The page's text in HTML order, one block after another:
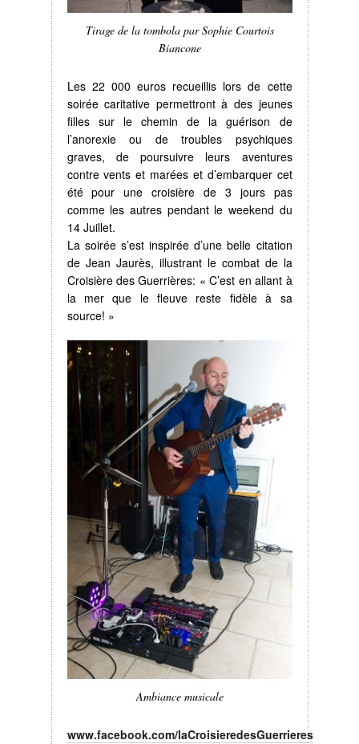
Tirage de la tombola par Sophie Courtois
Biancone
Les 22 000 euros recueillis lors de cette
soirée caritative permettront à des jeunes
filles sur le chemin de la guérison de
l’anorexie ou de troubles psychiques
graves, de poursuivre leurs aventures
contre vents et marées et d’embarquer cet
été pour une croisière de 3 jours pas
comme les autres pendant le weekend du
14 Juillet.
La soirée s’est inspirée d’une belle citation
de Jean Jaurès, illustrant le combat de la
Croisière des Guerrières: « C’est en allant à
la mer que le fleuve reste fidèle à sa
source! »
Ambiance musicale
www.facebook.com/laCroisieredesGuerrieres